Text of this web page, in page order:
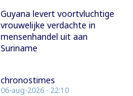
Guyana levert voortvluchtige
vrouwelijke verdachte in
mensenhandel uit aan
Suriname
chronostimes
06-aug-2026 - 22:10